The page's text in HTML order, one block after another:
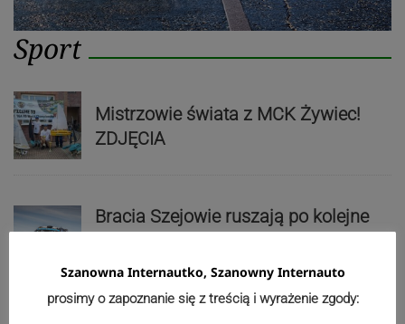
Sport
Mistrzowie świata z MCK Żywiec!
ZDJĘCIA
Bracia Szejowie ruszają po kolejne
wystartują w Rajdzie Rzeszowskim
Szanowna Internautko, Szanowny Internauto
prosimy o zapoznanie się z treścią i wyrażenie zgody: